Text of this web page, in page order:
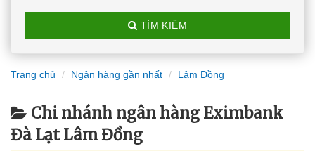
TÌM KIẾM
Trang chủ Ngân hàng gần nhất Lâm Đồng
Chi nhánh ngân hàng Eximbank
Đà Lạt Lâm Đồng